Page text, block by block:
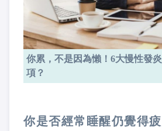
你累，不是因為懶！6大慢性發
項？
你是否經常睡醒仍覺得